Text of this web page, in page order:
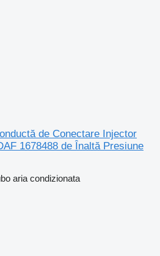
de Conectare Injector
1678488 de Înaltă Presiune
aria condizionata